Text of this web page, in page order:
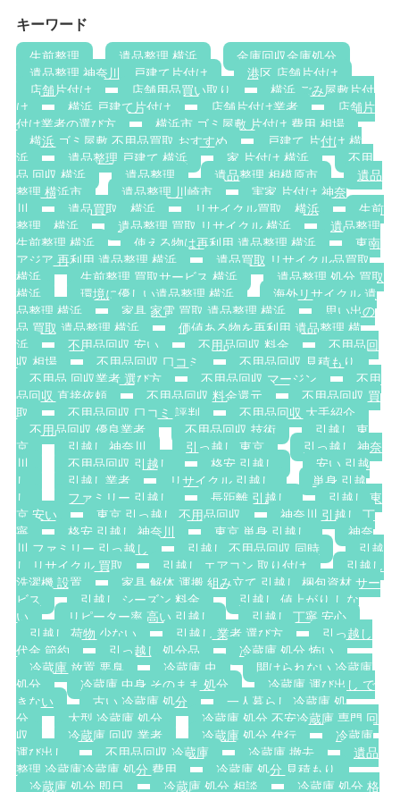
キーワード
生前整理 遺品整理 横浜
金庫回収金庫処分
遺品整理 神奈川，戸建て片付け
港区 店舗片付け
店舗片付け
店舗用品買い取り
横浜 ごみ屋敷片付
け
横浜 戸建て片付け 店舗片付け業者
店舗片
付け業者の選び方
横浜市 ゴミ屋敷 片付け 費用 相場
横浜 ゴミ屋敷 不用品買取 おすすめ
戸建て 片付け 横
浜
遺品整理 戸建て 横浜 家 片付け 横浜
不用
品 回収 横浜
遺品整理 遺品整理 相模原市
遺品
整理 横浜市
遺品整理 川崎市
実家 片付け 神奈
川
遺品買取 横浜 リサイクル買取 横浜
生前
整理 横浜
遺品整理 買取 リサイクル 横浜
遺品整理
生前整理 横浜
使える物は再利用 遺品整理 横浜
東南
アジア 再利用 遺品整理 横浜
遺品買取 リサイクル品買取
横浜
生前整理 買取サービス 横浜
遺品整理 処分 買取
横浜
環境に優しい遺品整理 横浜
海外リサイクル 遺
品整理 横浜
家具 家電 買取 遺品整理 横浜
思い出の
品 買取 遺品整理 横浜
価値ある物を再利用 遺品整理 横
浜
不用品回収 安い 不用品回収 料金
不用品回
収 相場
不用品回収 口コミ
不用品回収 見積もり
不用品 回収業者 選び方
不用品回収 マージン
不用
品回収 直接依頼
不用品回収 料金還元
不用品回収 買
取
不用品回収 口コミ 評判
不用品回収 大手紹介
不用品回収 優良業者
不用品回収 技術
引越し 東
京
引越し 神奈川 引っ越し 東京
引っ越し 神奈
川
不用品回収 引越し 格安 引越し
安い 引越
し
引越し業者 リサイクル 引越し
単身 引越
し
ファミリー 引越し 長距離 引越し
引越し 東
京 安い
東京 引っ越し 不用品回収
神奈川 引越し 丁
寧
格安 引越し 神奈川 東京 単身 引越し
神奈
川 ファミリー 引っ越し
引越し 不用品回収 同時
引越
し リサイクル 買取
引越し エアコン 取り付け
引越し
洗濯機 設置
家具 解体 運搬 組み立て 引越し 梱包資材 サー
ビス
引越し シーズン 料金
引越し 値上がり しな
い
リピーター率 高い 引越し
引越し 丁寧 安心
引越し 荷物 少ない
引越し 業者 選び方
引っ越し
代金 節約
引っ越し 処分品
冷蔵庫 処分 怖い
冷蔵庫 放置 悪臭
冷蔵庫 虫
開けられない 冷蔵庫
処分
冷蔵庫 中身 そのまま 処分
冷蔵庫 運び出し で
きない
古い 冷蔵庫 処分
一人暮らし 冷蔵庫 処
分
大型 冷蔵庫 処分
冷蔵庫 処分 不安冷蔵庫 専門 回
収
冷蔵庫 回収 業者 冷蔵庫 処分 代行
冷蔵庫
運び出し
不用品回収 冷蔵庫 冷蔵庫 撤去
遺品
整理 冷蔵庫冷蔵庫 処分 費用
冷蔵庫 処分 見積もり
冷蔵庫 処分 即日
冷蔵庫 処分 相談
冷蔵庫 処分 格